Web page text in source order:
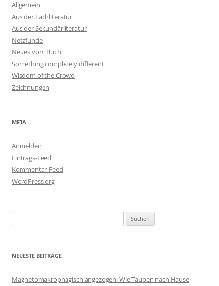
Allgemein
Aus der Fachliteratur
Aus der Sekundärliteratur
Netzfunde
Neues vom Buch
Something completely different
Wisdom of the Crowd
Zeichnungen
META
Anmelden
Eintrags-Feed
Kommentar-Feed
WordPress.org
nach:
NEUESTE BEITRÄGE
Magnetomakrophagisch angezogen: Wie Tauben nach Hause